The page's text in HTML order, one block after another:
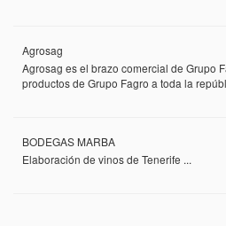
Agrosag
Agrosag es el brazo comercial de Grupo
productos de Grupo Fagro a toda la
BODEGAS MARBA
Elaboración de vinos de Tenerife ...